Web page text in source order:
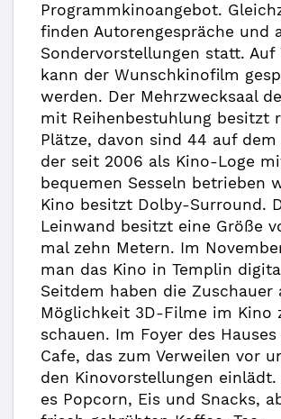
Programmkinoangebot.
finden Autorengespräche und
Sondervorstellungen statt. Auf
kann der Wunschkinofilm
werden. Der Mehrzwecksaal
mit Reihenbestuhlung besitzt
Plätze, davon sind 44 auf dem
der seit 2006 als Kino-Loge
bequemen Sesseln betrieben
Kino besitzt Dolby-Surround.
Leinwand besitzt eine Größe
mal zehn Metern. Im
man das Kino in Templin
Seitdem haben die Zuschauer
Möglichkeit 3D-Filme im Kino
schauen. Im Foyer des
Cafe, das zum Verweilen vor
den Kinovorstellungen
es Popcorn, Eis und Snacks,